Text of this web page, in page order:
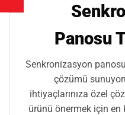
Panosu
Senkronizasyon
çözümü
ihtiyaçlarınıza özel
ürünü önermek için en